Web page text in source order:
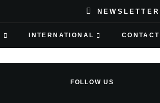
NEWSLETTER
INTERNATIONAL CONTACT
FOLLOW US